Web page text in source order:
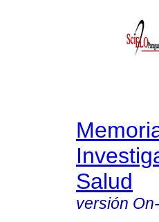
Salud
versión